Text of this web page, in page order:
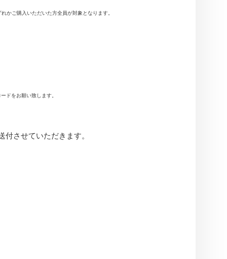
れかご購入いただいた方全員が対象となります。
ドをお願い致します。
付させていただきます。